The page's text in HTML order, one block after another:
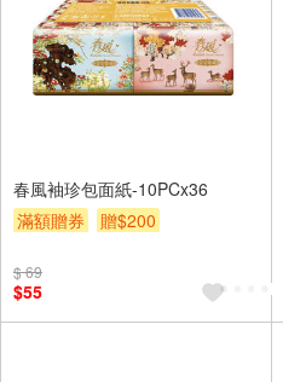
春風袖珍包面紙-10PCx36
滿額贈券
贈$200
$ 69
$55